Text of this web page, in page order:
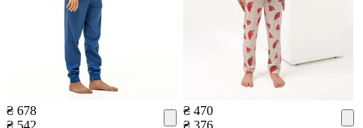
₴ 678
₴ 542
₴ 470
₴ 376